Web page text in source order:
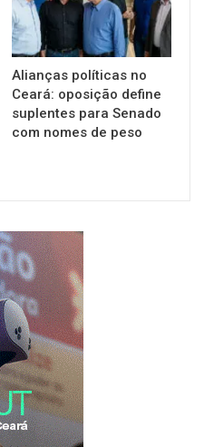
Alianças políticas no
Ceará: oposição define
suplentes para Senado
com nomes de peso